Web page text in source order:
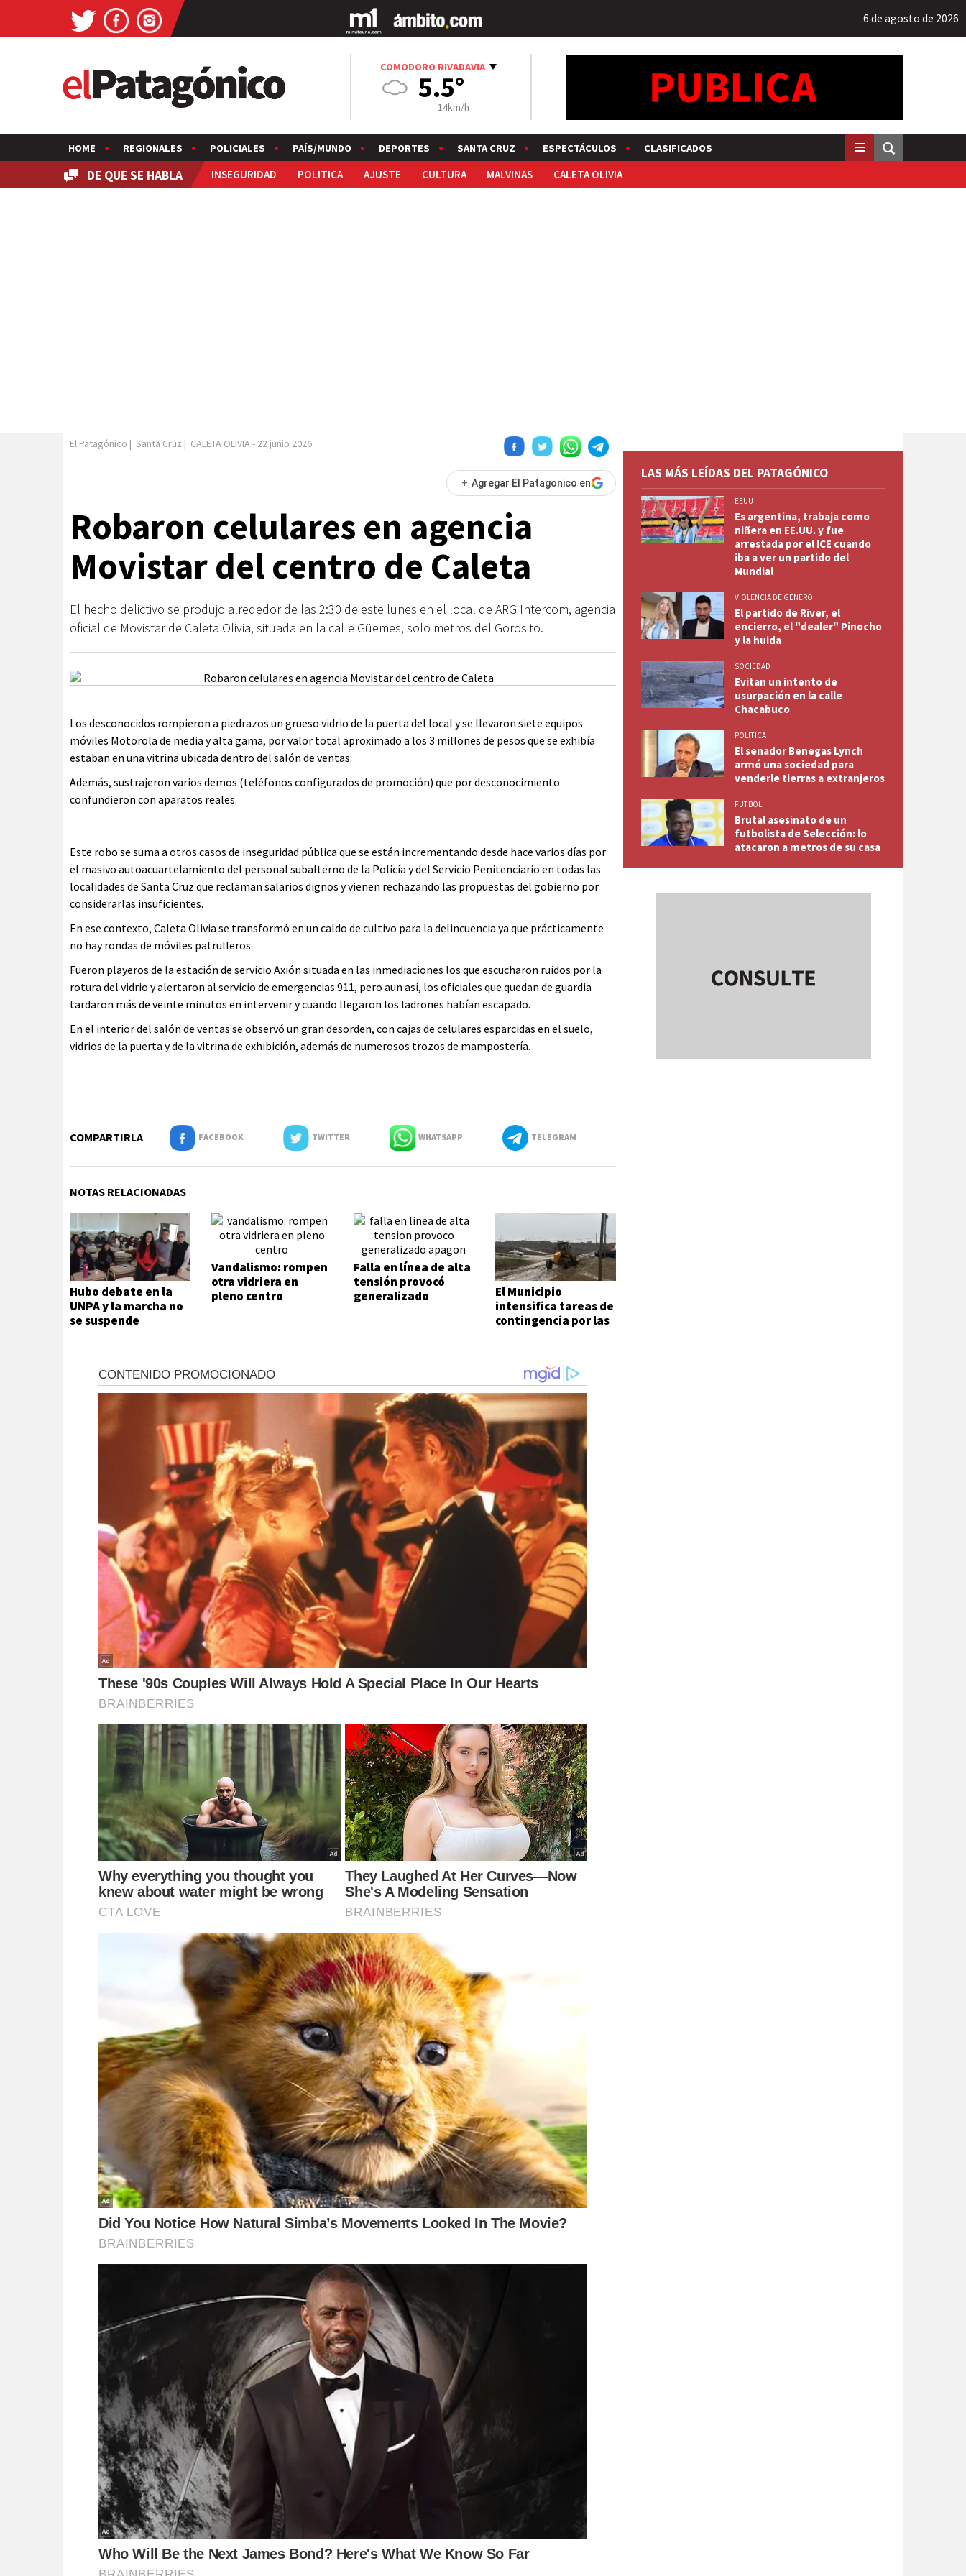
6 de agosto de 2026
COMODORO RIVADAVIA
5.5°
14km/h
HOME REGIONALES POLICIALES PAÍS/MUNDO DEPORTES SANTA CRUZ ESPECTÁCULOS CLASIFICADOS
DE QUE SE HABLA INSEGURIDAD POLITICA AJUSTE CULTURA MALVINAS CALETA OLIVIA
El Patagónico | Santa Cruz | CALETA OLIVIA- 22 junio 2026
+ Agregar El Patagonico en
Robaron celulares en agencia
Movistar del centro de Caleta
El hecho delictivo se produjo alrededor de las 2:30 de este lunes en el local de ARG Intercom, agencia
oficial de Movistar de Caleta Olivia, situada en la calle Güemes, solo metros del Gorosito.
Los desconocidos rompieron a piedrazos un grueso vidrio de la puerta del local y se llevaron siete equipos
móviles Motorola de media y alta gama, por valor total aproximado a los 3 millones de pesos que se exhibía
estaban en una vitrina ubicada dentro del salón de ventas.
Además, sustrajeron varios demos (teléfonos configurados de promoción) que por desconocimiento
confundieron con aparatos reales.
Este robo se suma a otros casos de inseguridad pública que se están incrementando desde hace varios días por
el masivo autoacuartelamiento del personal subalterno de la Policía y del Servicio Penitenciario en todas las
localidades de Santa Cruz que reclaman salarios dignos y vienen rechazando las propuestas del gobierno por
considerarlas insuficientes.
En ese contexto, Caleta Olivia se transformó en un caldo de cultivo para la delincuencia ya que prácticamente
no hay rondas de móviles patrulleros.
Fueron playeros de la estación de servicio Axión situada en las inmediaciones los que escucharon ruidos por la
rotura del vidrio y alertaron al servicio de emergencias 911, pero aun así, los oficiales que quedan de guardia
tardaron más de veinte minutos en intervenir y cuando llegaron los ladrones habían escapado.
En el interior del salón de ventas se observó un gran desorden, con cajas de celulares esparcidas en el suelo,
vidrios de la puerta y de la vitrina de exhibición, además de numerosos trozos de mampostería.
COMPARTIRLA FACEBOOK TWITTER WHATSAPP TELEGRAM
NOTAS RELACIONADAS
Hubo debate en la
UNPA y la marcha no
se suspende
Vandalismo: rompen
otra vidriera en
pleno centro
Falla en línea de alta
tensión provocó
generalizado
El Municipio
intensifica tareas de
contingencia por las
LAS MÁS LEÍDAS DEL PATAGÓNICO
EEUU
Es argentina, trabaja como
niñera en EE.UU. y fue
arrestada por el ICE cuando
iba a ver un partido del
Mundial
VIOLENCIA DE GENERO
El partido de River, el
encierro, el "dealer" Pinocho
y la huida
SOCIEDAD
Evitan un intento de
usurpación en la calle
Chacabuco
POLITICA
El senador Benegas Lynch
armó una sociedad para
venderle tierras a extranjeros
FUTBOL
Brutal asesinato de un
futbolista de Selección: lo
atacaron a metros de su casa